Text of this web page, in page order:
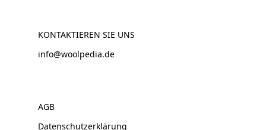
KONTAKTIEREN SIE UNS
info@woolpedia.de
AGB
Datenschutzerklärung